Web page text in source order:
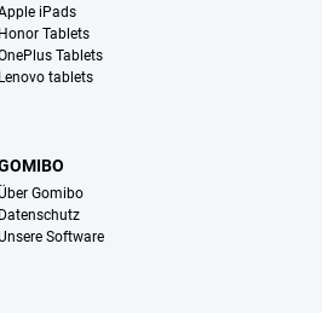
iPads
Honor Tablets
Tablets
Lenovo tablets
Gomibo
Datenschutz
Software